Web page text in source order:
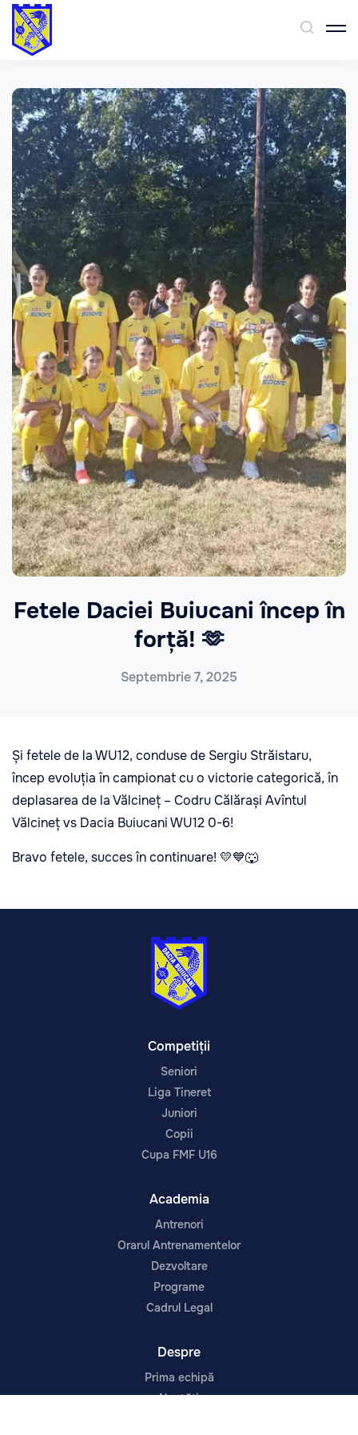
Fetele Daciei Buiucani încep în
forță! 🫶
Septembrie 7, 2025
Și fetele de la WU12, conduse de Sergiu Străistaru,
încep evoluția în campionat cu o victorie categorică, în
deplasarea de la Vălcineț – Codru Călărași Avîntul
Vălcineț vs Dacia Buiucani WU12 0-6!
Bravo fetele, succes în continuare! 💛💙🐺
Competiții
Seniori
Liga Tineret
Juniori
Copii
Cupa FMF U16
Academia
Antrenori
Orarul Antrenamentelor
Dezvoltare
Programe
Cadrul Legal
Despre
Prima echipă
Noutăți